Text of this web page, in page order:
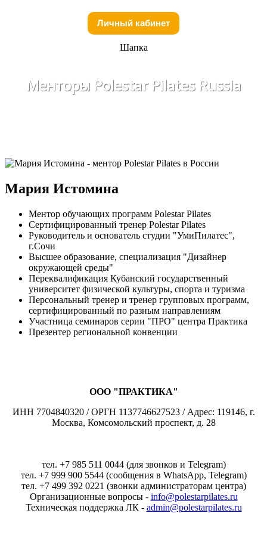
Личный кабинет
Шапка
Менторы Polestar Pilates Russia
Мария Истомина
Ментор обучающих программ Polestar Pilates
Сертифицированный тренер Polestar Pilates
Руководитель и основатель студии "УмиПилатес",
г.Сочи
Высшее образование, специализация "Дизайнер
окружающей среды"
Переквалификация Кубанский государственный
университет физической культуры, спорта и туризма
Персональный тренер и тренер групповых программ,
сертифицированный по разным направлениям
Участница семинаров серии "ПРО" центра Практика
Презентер региональной конвенции
ООО "ПРАКТИКА"
ИНН 7704840320 / ОРГН 1137746627523 / Адрес: 119146, г.
Москва, Комсомольский проспект, д. 28
тел. +7 985 511 0044 (для звонков и Telegram)
тел. +7 999 900 5544 (сообщения в WhatsApp, Telegram)
тел. +7 499 392 0221 (звонки администраторам центра)
Организационные вопросы - info@polestarpilates.ru
Техническая поддержка ЛК - admin@polestarpilates.ru